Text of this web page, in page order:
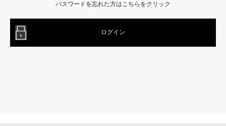
パスワードを忘れた方はこちらをクリック